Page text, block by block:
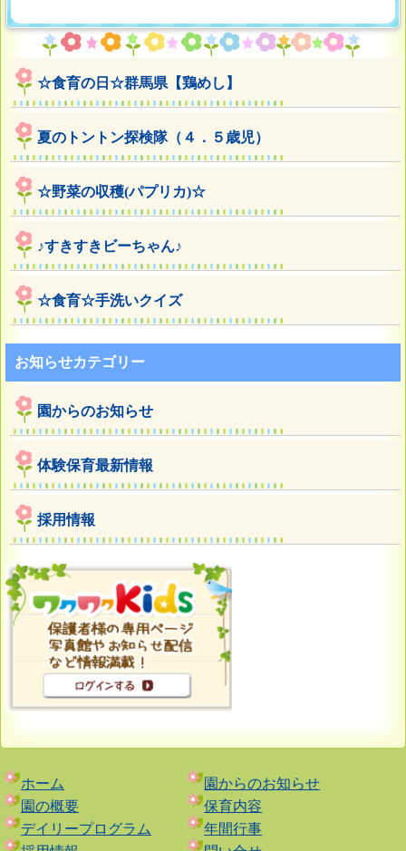
☆食育の日☆群馬県【鶏めし】
夏のトントン探検隊（４．５歳児）
☆野菜の収穫(パプリカ)☆
♪すきすきビーちゃん♪
☆食育☆手洗いクイズ
お知らせカテゴリー
園からのお知らせ
体験保育最新情報
採用情報
ホーム
園からのお知らせ
園の概要
保育内容
デイリープログラム
年間行事